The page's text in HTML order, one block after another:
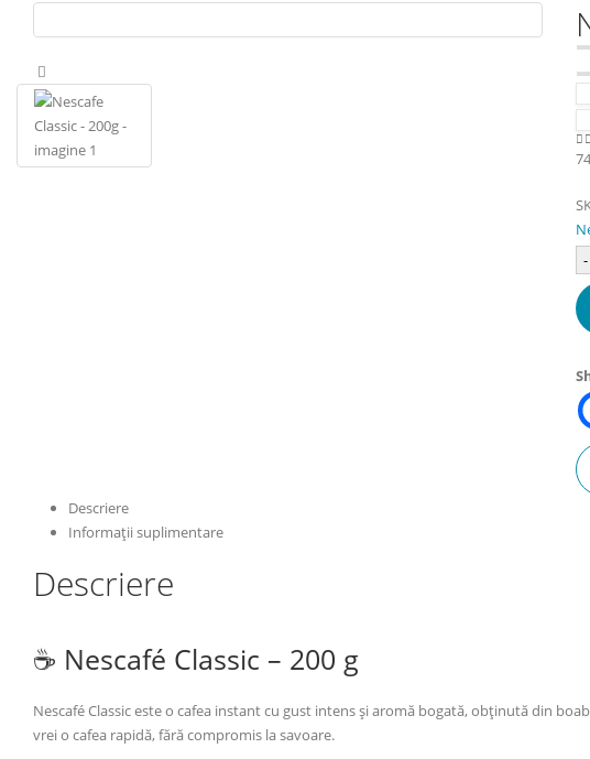
0
-
Descriere
Informații suplimentare
Descriere
☕ Nescafé Classic – 200 g
Nescafé Classic este o cafea instant cu gust intens și aromă bogată, obținută din
vrei o cafea rapidă, fără compromis la savoare.